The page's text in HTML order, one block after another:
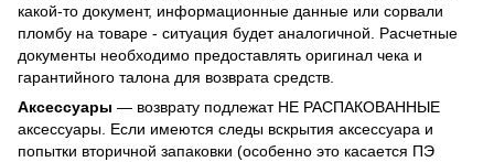
какой-то документ, информационные данные или сорвали
пломбу на товаре - ситуация будет аналогичной. Расчетные
документы необходимо предоставлять оригинал чека и
гарантийного талона для возврата средств.
Аксессуары — возврату подлежат НЕ РАСПАКОВАННЫЕ
аксессуары. Если имеются следы вскрытия аксессуара и
попытки вторичной запаковки (особенно это касается ПЭ